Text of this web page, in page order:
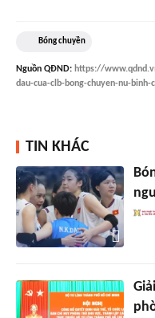
Bóng chuyền
Nguồn QĐND: https://
dau-cua-clb-bong-chuyen-nu-
TIN KHÁC